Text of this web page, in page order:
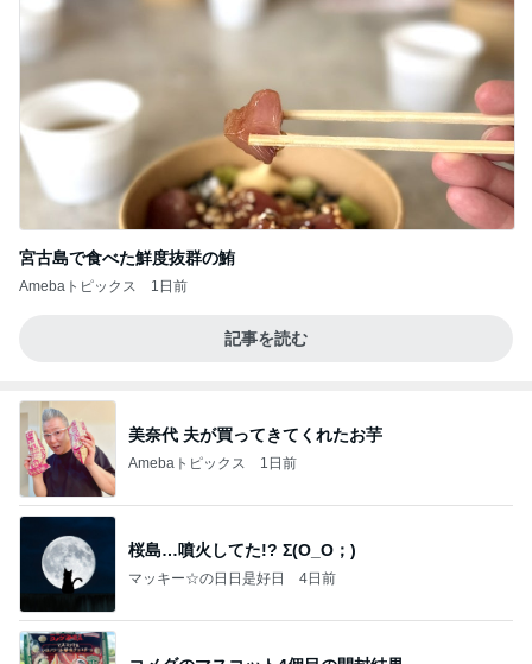
宮古島で食べた鮮度抜群の鮪
Amebaトピックス 1日前
記事を読む
美奈代 夫が買ってきてくれたお芋
Amebaトピックス 1日前
桜島…噴火してた!? Σ(O_O；)
マッキー☆の日日是好日 4日前